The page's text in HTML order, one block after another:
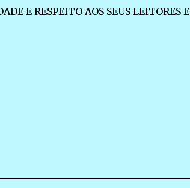
E RESPEITO AOS SEUS LEITORES E